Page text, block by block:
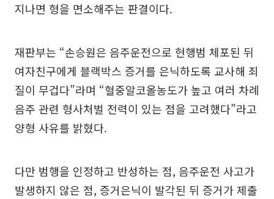
지나면 형을 면소해주는 판결이다.
재판부는 “손승원은 음주운전으로 현행범 체포된 뒤
여자친구에게 블랙박스 증거를 은닉하도록 교사해 죄
질이 무겁다”라며 “혈중알코올농도가 높고 여러 차례
음주 관련 형사처벌 전력이 있는 점을 고려했다”라고
양형 사유를 밝혔다.
다만 범행을 인정하고 반성하는 점, 음주운전 사고가
발생하지 않은 점, 증거은닉이 발각된 뒤 증거가 제출